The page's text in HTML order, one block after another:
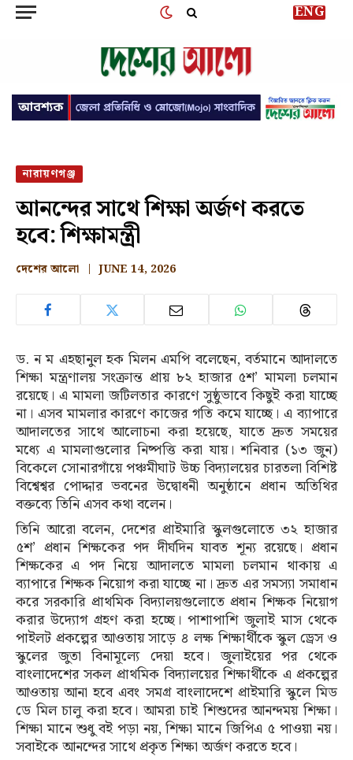
ENG
নারায়ণগঞ্জ
আনন্দের সাথে শিক্ষা অর্জণ করতে
হবে: শিক্ষামন্ত্রী
দেশের আলো JUNE 14, 2026
ড. ন ম এহছানুল হক মিলন এমপি বলেছেন, বর্তমানে আদালতে
শিক্ষা মন্ত্রণালয় সংক্রান্ত প্রায় ৮২ হাজার ৫শ’ মামলা চলমান
রয়েছে। এ মামলা জটিলতার কারণে সুষ্ঠুভাবে কিছুই করা যাচ্ছে
না। এসব মামলার কারণে কাজের গতি কমে যাচ্ছে। এ ব্যাপারে
আদালতের সাথে আলোচনা করা হয়েছে, যাতে দ্রুত সময়ের
মধ্যে এ মামলাগুলোর নিষ্পত্তি করা যায়। শনিবার (১৩ জুন)
বিকেলে সোনারগাঁয়ে পঞ্চমীঘাট উচ্চ বিদ্যালয়ের চারতলা বিশিষ্ট
বিশ্বেশ্বর পোদ্দার ভবনের উদ্বোধনী অনুষ্ঠানে প্রধান অতিথির
বক্তব্যে তিনি এসব কথা বলেন।
তিনি আরো বলেন, দেশের প্রাইমারি স্কুলগুলোতে ৩২ হাজার
৫শ’ প্রধান শিক্ষকের পদ দীর্ঘদিন যাবত শূন্য রয়েছে। প্রধান
শিক্ষকের এ পদ নিয়ে আদালতে মামলা চলমান থাকায় এ
ব্যাপারে শিক্ষক নিয়োগ করা যাচ্ছে না। দ্রুত এর সমস্যা সমাধান
করে সরকারি প্রাথমিক বিদ্যালয়গুলোতে প্রধান শিক্ষক নিয়োগ
করার উদ্যোগ গ্রহণ করা হচ্ছে। পাশাপাশি জুলাই মাস থেকে
পাইলট প্রকল্পের আওতায় সাড়ে ৪ লক্ষ শিক্ষার্থীকে স্কুল ড্রেস ও
স্কুলের জুতা বিনামূল্যে দেয়া হবে। জুলাইয়ের পর থেকে
বাংলাদেশের সকল প্রাথমিক বিদ্যালয়ের শিক্ষার্থীকে এ প্রকল্পের
আওতায় আনা হবে এবং সমগ্র বাংলাদেশে প্রাইমারি স্কুলে মিড
ডে মিল চালু করা হবে। আমরা চাই শিশুদের আনন্দময় শিক্ষা।
শিক্ষা মানে শুধু বই পড়া নয়, শিক্ষা মানে জিপিএ ৫ পাওয়া নয়।
সবাইকে আনন্দের সাথে প্রকৃত শিক্ষা অর্জণ করতে হবে।